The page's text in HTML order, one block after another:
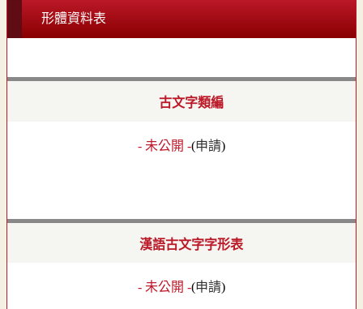
形體資料表
古文字類編
- 未公開 -(申請)
漢語古文字字形表
- 未公開 -(申請)